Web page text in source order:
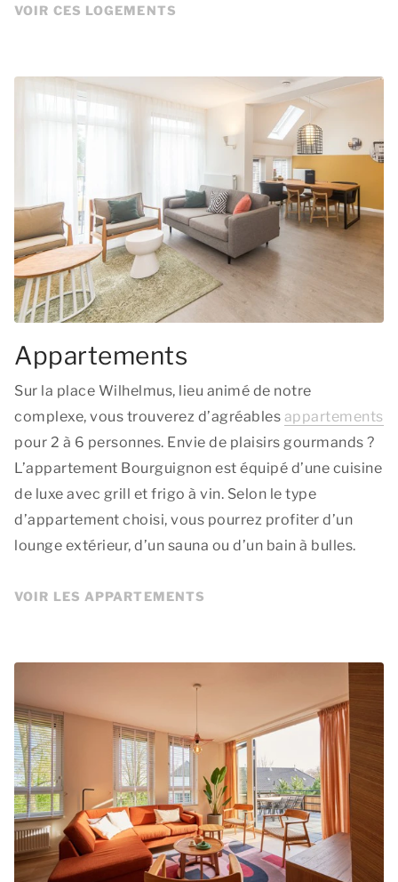
VOIR CES LOGEMENTS
Appartements
Sur la place Wilhelmus, lieu animé de notre
complexe, vous trouverez d’agréables appartements
pour 2 à 6 personnes. Envie de plaisirs gourmands ?
L’appartement Bourguignon est équipé d’une cuisine
de luxe avec grill et frigo à vin. Selon le type
d’appartement choisi, vous pourrez profiter d’un
lounge extérieur, d’un sauna ou d’un bain à bulles.
VOIR LES APPARTEMENTS